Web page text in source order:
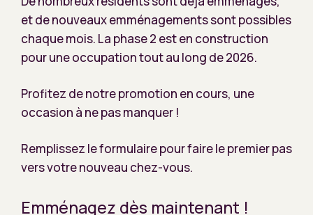
et de nouveaux emménagements sont possibles
chaque mois. La phase 2 est en construction
pour une occupation tout au long de 2026.
Profitez de notre promotion en cours, une
occasion à ne pas manquer !
Remplissez le formulaire pour faire le premier pas
vers votre nouveau chez-vous.
Emménagez dès maintenant !